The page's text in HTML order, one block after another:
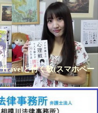
と付く歌(スマホペー